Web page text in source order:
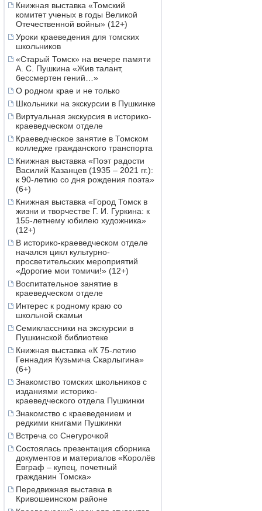
Книжная выставка «Томский
комитет ученых в годы Великой
Отечественной войны» (12+)
Уроки краеведения для томских
школьников
«Старый Томск» на вечере памяти
А. С. Пушкина «Жив талант,
бессмертен гений…»
О родном крае и не только
Школьники на экскурсии в Пушкинке
Виртуальная экскурсия в историко-
краеведческом отделе
Краеведческое занятие в Томском
колледже гражданского транспорта
Книжная выставка «Поэт радости
Василий Казанцев (1935 – 2021 гг.):
к 90-летию со дня рождения поэта»
(6+)
Книжная выставка «Город Томск в
жизни и творчестве Г. И. Гуркина: к
155-летнему юбилею художника»
(12+)
В историко-краеведческом отделе
начался цикл культурно-
просветительских мероприятий
«Дорогие мои томичи!» (12+)
Воспитательное занятие в
краеведческом отделе
Интерес к родному краю со
школьной скамьи
Семиклассники на экскурсии в
Пушкинской библиотеке
Книжная выставка «К 75-летию
Геннадия Кузьмича Скарлыгина»
(6+)
Знакомство томских школьников с
изданиями историко-
краеведческого отдела Пушкинки
Знакомство с краеведением и
редкими книгами Пушкинки
Встреча со Снегурочкой
Состоялась презентация сборника
документов и материалов «Королёв
Евграф – купец, почетный
гражданин Томска»
Передвижная выставка в
Кривошеинском районе